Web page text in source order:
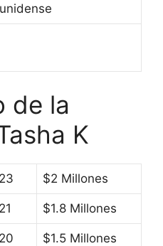
de la
K
$2 Millones
$1.8 Millones
$1.5 Millones